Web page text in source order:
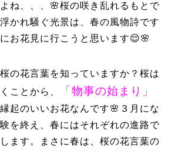
ね、、、🌸桜の咲き乱れるもとで
かれ騒ぐ光景は、春の風物詩です
お花見に行こうと思います😌🌸
の花言葉を知っていますか？桜は
ことから、
「物事の始まり」
起のいいお花なんです🌸３月にな
を終え、春にはそれぞれの進路で
ます。まさに春は、桜の花言葉の